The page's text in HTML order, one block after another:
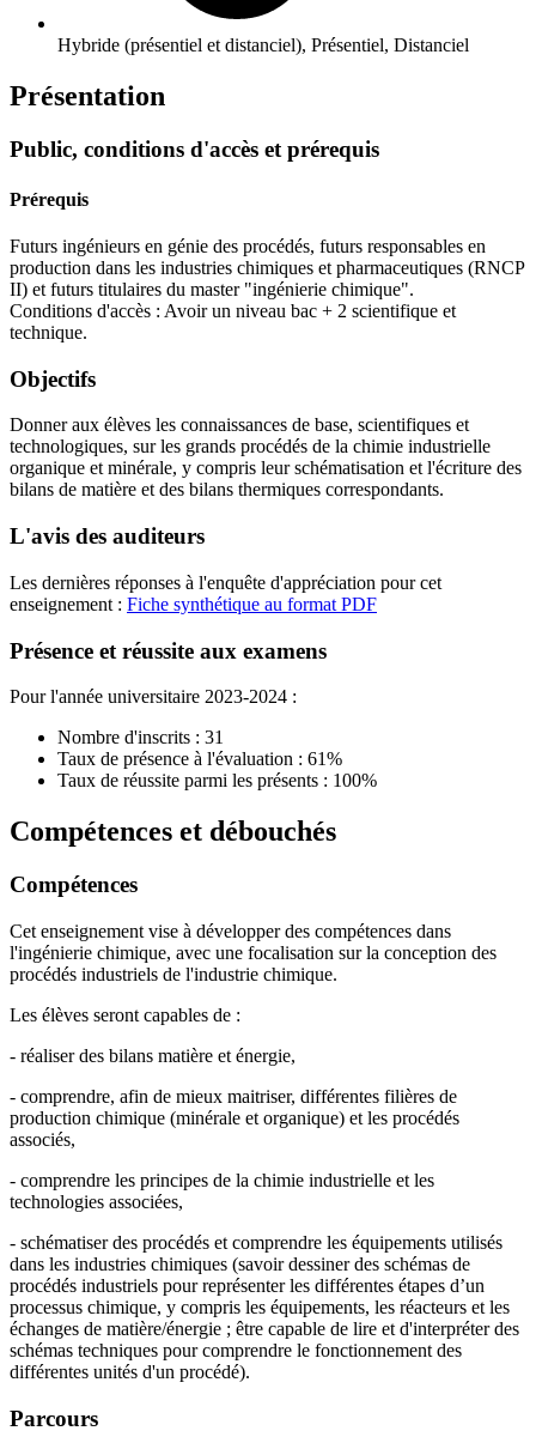
Hybride (présentiel et distanciel), Présentiel, Distanciel
Présentation
Public, conditions d'accès et prérequis
Prérequis
Futurs ingénieurs en génie des procédés, futurs responsables en
production dans les industries chimiques et pharmaceutiques (RNCP
II) et futurs titulaires du master "ingénierie chimique".
Conditions d'accès : Avoir un niveau bac + 2 scientifique et
technique.
Objectifs
Donner aux élèves les connaissances de base, scientifiques et
technologiques, sur les grands procédés de la chimie industrielle
organique et minérale, y compris leur schématisation et l'écriture des
bilans de matière et des bilans thermiques correspondants.
L'avis des auditeurs
Les dernières réponses à l'enquête d'appréciation pour cet
enseignement : Fiche synthétique au format PDF
Présence et réussite aux examens
Pour l'année universitaire 2023-2024 :
Nombre d'inscrits : 31
Taux de présence à l'évaluation : 61%
Taux de réussite parmi les présents : 100%
Compétences et débouchés
Compétences
Cet enseignement vise à développer des compétences dans
l'ingénierie chimique, avec une focalisation sur la conception des
procédés industriels de l'industrie chimique.
Les élèves seront capables de :
- réaliser des bilans matière et énergie,
- comprendre, afin de mieux maitriser, différentes filières de
production chimique (minérale et organique) et les procédés
associés,
- comprendre les principes de la chimie industrielle et les
technologies associées,
- schématiser des procédés et comprendre les équipements utilisés
dans les industries chimiques (savoir dessiner des schémas de
procédés industriels pour représenter les différentes étapes d’un
processus chimique, y compris les équipements, les réacteurs et les
échanges de matière/énergie ; être capable de lire et d'interpréter des
schémas techniques pour comprendre le fonctionnement des
différentes unités d'un procédé).
Parcours